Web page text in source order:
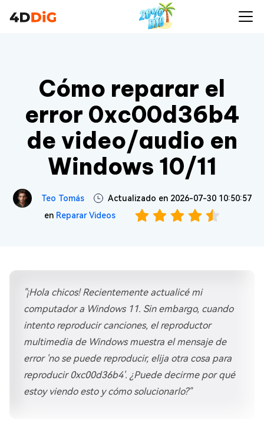
Cómo reparar el
error 0xc00d36b4
de video/audio en
Windows 10/11
Teo Tomás
Actualizado en 2026-07-30 10:50:57
en Reparar Videos
"¡Hola chicos! Recientemente actualicé mi
computador a Windows 11. Sin embargo, cuando
intento reproducir canciones, el reproductor
multimedia de Windows muestra el mensaje de
error 'no se puede reproducir, elija otra cosa para
reproducir 0xc00d36b4'. ¿Puede decirme por qué
estoy viendo esto y cómo solucionarlo?"